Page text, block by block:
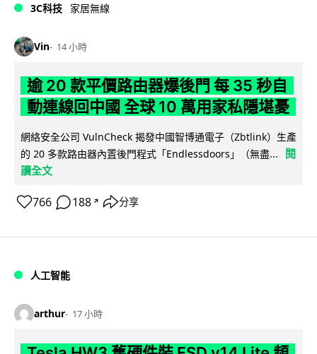
3C科技 家居無線
Vin 14 小時
逾 20 款平價路由器爆後門 每 35 秒自
動連線回中國 全球 10 萬用家私隱堪憂
網絡安全公司 VulnCheck 揭發中國智博通電子（Zbtlink）生產
的 20 多款路由器內置後門程式「Endlessdoors」（無盡...
閱
讀全文
766 188 ↗ 分享
人工智能
arthur 17 小時